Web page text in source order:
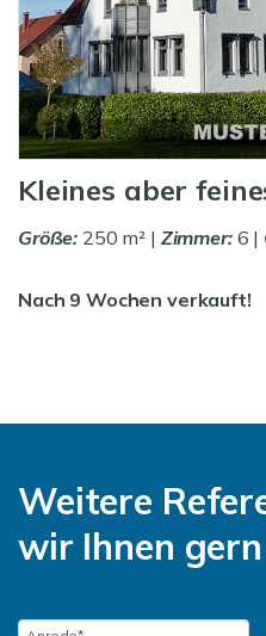
Kleines aber
Größe: 250 m² | Zimmer:6 |
Nach 9 Wochen verkauft!
Weitere
wir Ihnen